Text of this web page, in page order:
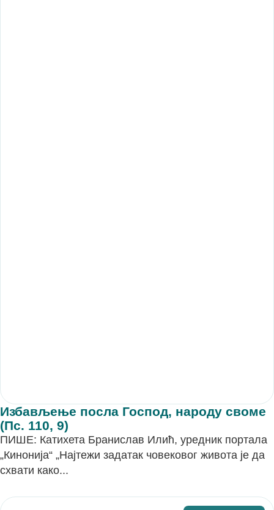
Избављење посла Господ, народу своме
(Пс. 110, 9)
ПИШЕ: Катихета Бранислав Илић, уредник портала
„Кинонија“ „Најтежи задатак човековог живота је да
схвати како...